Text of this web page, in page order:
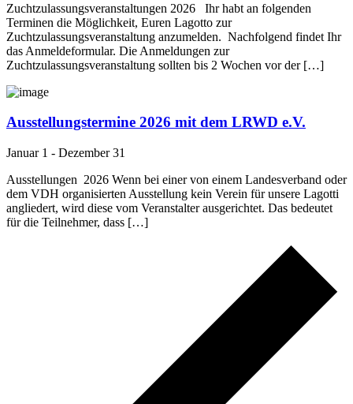
Zuchtzulassungsveranstaltungen 2026 Ihr habt an folgenden
Terminen die Möglichkeit, Euren Lagotto zur
Zuchtzulassungsveranstaltung anzumelden. Nachfolgend findet Ihr
das Anmeldeformular. Die Anmeldungen zur
Zuchtzulassungsveranstaltung sollten bis 2 Wochen vor der […]
Ausstellungstermine 2026 mit dem LRWD e.V.
Januar 1 - Dezember 31
Ausstellungen 2026 Wenn bei einer von einem Landesverband oder
dem VDH organisierten Ausstellung kein Verein für unsere Lagotti
angliedert, wird diese vom Veranstalter ausgerichtet. Das bedeutet
für die Teilnehmer, dass […]